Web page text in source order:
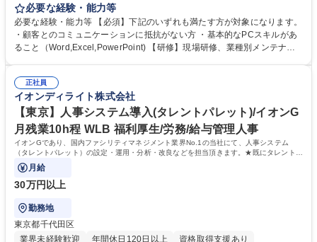
係構築と提案力を生かせるポジションです。 【取引先】イオングループ各
社 【具体的には】■レジ袋、カトラリー、衛生消耗品などの提案・供給■
店舗・本部からのニーズヒアリング■仕入先メーカーとの価格交渉・仕様
調整■単なる物売りではなく、コスト改善などの課題解決にかかわれる ■
の運営を支える仕事です。 募集職種 【東京/法人営業】店舗運営を支える
資材の提案営業│イオングループ担当
必要な経験・能力等
必要な経験・能力等 【必須】下記のいずれも満たす方が対象になります。
・顧客とのコミュニケーションに抵抗がない方 ・基本的なPCスキルがあ
ること（Word,Excel,PowerPoint) 【研修】現場研修、業種別メンテナン
を行っている会社です。ビルメンテナンス・施工改修・自動販売機・清掃
業務と幅広い業務を行い多角化しており、イオングループからの安定した
受注で2020年以降も成長が見込める事業内容となっております 学歴・資
格 学歴：大学院 大学 高専 短大 専修学校 高校 語学力： 資格：第一種運転
免許普通自動車
正社員
イオンディライト株式会社
【東京】人事システム導入(タレントパレット)/イオンG
月残業10h程 WLB 福利厚生/労務/給与管理人事
イオンGであり、国内ファシリティマネジメント業界No.1の当社にて、人事システム
（タレントパレット）の設定・運用・分析・改良などを担当頂きます。★既にタレントパ
レットは導入を完了が完了しておりますが、
月給
30万円以上
勤務地
東京都千代田区
業界未経験歓迎
年間休日120日以上
資格取得支援あり